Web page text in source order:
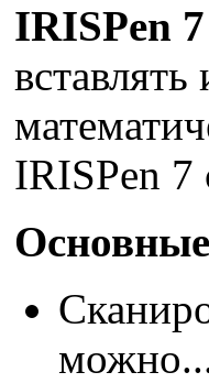
IRISPen 7
IRISPen 7